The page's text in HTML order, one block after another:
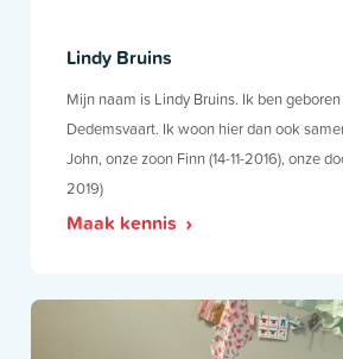
Lindy Bruins
Mijn naam is Lindy Bruins. Ik ben
Dedemsvaart. Ik woon hier dan ook
John, onze zoon Finn (14-11-2016), onze
2019)
Maak kennis